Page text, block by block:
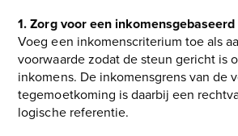
1. Zorg voor een
Voeg een inkomenscriterium toe als
voorwaarde zodat de steun gericht is
inkomens. De inkomensgrens van de
tegemoetkoming is daarbij een
logische referentie.